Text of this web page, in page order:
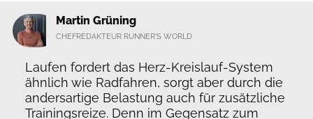
Martin Grüning
CHEFREDAKTEUR RUNNER'S WORLD
Laufen fordert das Herz-Kreislauf-System
ähnlich wie Radfahren, sorgt aber durch die
andersartige Belastung auch für zusätzliche
Trainingsreize. Denn im Gegensatz zum